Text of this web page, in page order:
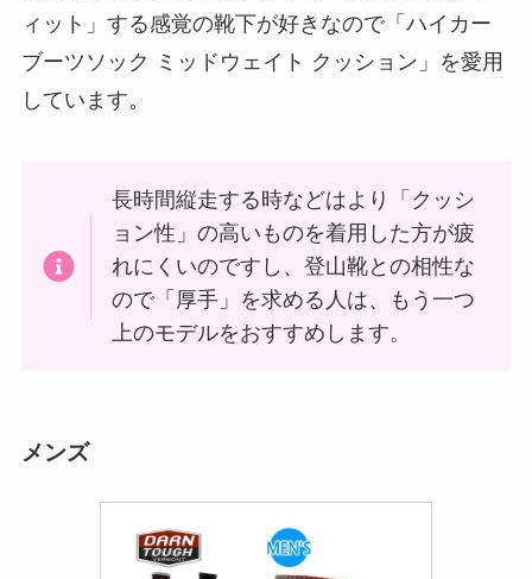
ィット」する感覚の靴下が好きなので「ハイカー
ブーツソック ミッドウェイト クッション」を愛用
しています。
長時間縦走する時などはより「クッシ
ョン性」の高いものを着用した方が疲
れにくいのですし、登山靴との相性な
ので「厚手」を求める人は、もう一つ
上のモデルをおすすめします。
メンズ